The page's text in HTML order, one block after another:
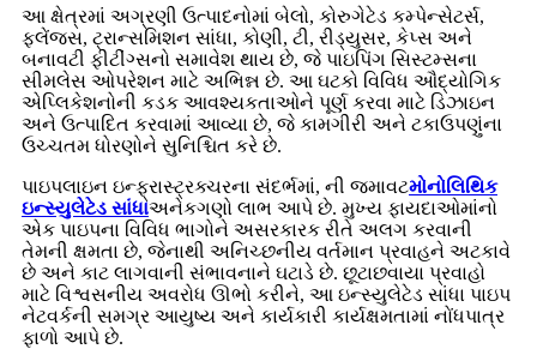
આ ક્ષેત્રમાં અગ્રણી ઉત્પાદનોમાં બેલો, કોરુગેટેડ કમ્પેન્સેટર્સ,
ફ્લેંજ્સ, ટ્રાન્સમિશન સાંધા, કોણી, ટી, રીડ્યુસર, કેપ્સ અને
બનાવટી ફીટીંગ્સનો સમાવેશ થાય છે, જે પાઇપિંગ સિસ્ટમ્સના
સીમલેસ ઓપરેશન માટે અભિન્ન છે. આ ઘટકો વિવિધ ઔદ્યોગિક
એપ્લિકેશનોની કડક આવશ્યકતાઓને પૂર્ણ કરવા માટે ડિઝાઇન
અને ઉત્પાદિત કરવામાં આવ્યા છે, જે કામગીરી અને ટકાઉપણુંના
ઉચ્ચતમ ધોરણોને સુનિશ્ચિત કરે છે.
પાઇપલાઇન ઇન્ફ્રાસ્ટ્રક્ચરના સંદર્ભમાં, ની જમાવટમોનોલિથિક
ઇન્સ્યુલેટેડ સાંધાઅનેકગણો લાભ આપે છે. મુખ્ય ફાયદાઓમાંનો
એક પાઇપના વિવિધ ભાગોને અસરકારક રીતે અલગ કરવાની
તેમની ક્ષમતા છે, જેનાથી અનિચ્છનીય વર્તમાન પ્રવાહને અટકાવે
છે અને કાટ લાગવાની સંભાવનાને ઘટાડે છે. છૂટાછવાયા પ્રવાહો
માટે વિશ્વસનીય અવરોધ ઊભો કરીને, આ ઇન્સ્યુલેટેડ સાંધા પાઇપ
નેટવર્કની સમગ્ર આયુષ્ય અને કાર્યકારી કાર્યક્ષમતામાં નોંધપાત્ર
ફાળો આપે છે.